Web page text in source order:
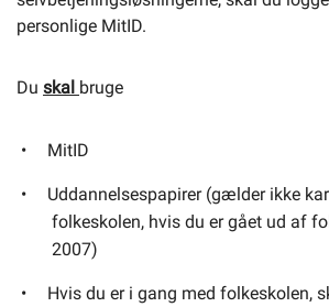
personlige MitID.
Du skal bruge
MitID
Uddannelsespapirer (gælder ikke
folkeskolen, hvis du er gået ud af
2007)
Hvis du er i gang med folkeskolen,